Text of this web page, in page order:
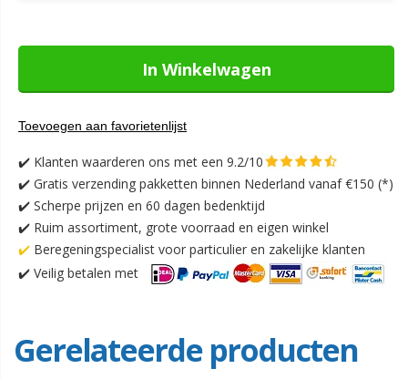
In Winkelwagen
Toevoegen aan favorietenlijst
✔️ Klanten waarderen ons met een 9.2/10
✔️ Gratis verzending pakketten binnen Nederland vanaf €150 (*)
✔️ Scherpe prijzen en 60 dagen bedenktijd
✔️ Ruim assortiment, grote voorraad en eigen winkel
✔️ Beregeningspecialist voor particulier en zakelijke klanten
✔️ Veilig betalen met
Gerelateerde producten